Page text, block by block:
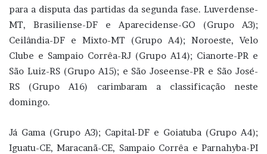
para a disputa das partidas da segunda fase. Luverdense-
MT, Brasiliense-DF e Aparecidense-GO (Grupo A3);
Ceilândia-DF e Mixto-MT (Grupo A4); Noroeste, Velo
Clube e Sampaio Corrêa-RJ (Grupo A14); Cianorte-PR e
São Luiz-RS (Grupo A15); e São Joseense-PR e São José-
RS (Grupo A16) carimbaram a classificação neste
domingo.
Já Gama (Grupo A3); Capital-DF e Goiatuba (Grupo A4);
Iguatu-CE, Maracanã-CE, Sampaio Corrêa e Parnahyba-PI